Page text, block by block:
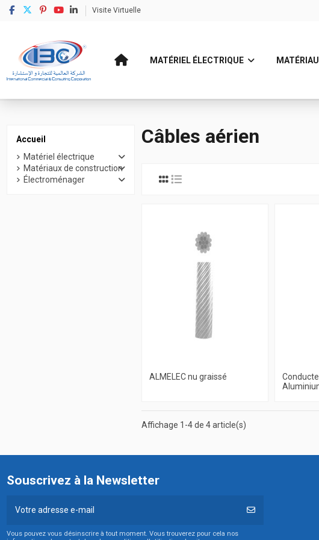
Visite Virtuelle
MATÉRIEL ÉLECTRIQUE
Câbles aérien
ALMELEC nu graissé
Affichage 1-4 de 4 article(s)
Accueil
Matériel électrique
Matériaux de construction
Électroménager
Souscrivez à la Newsletter
Vous pouvez vous désinscrire à tout moment. Vous trouverez pour cela nos